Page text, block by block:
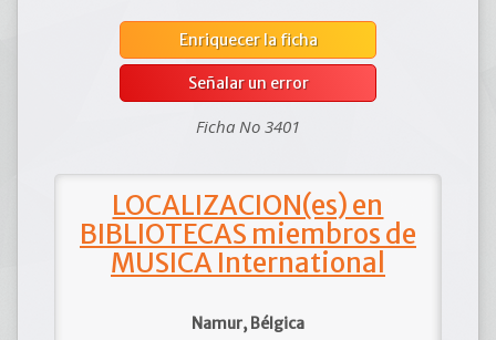
Enriquecer la ficha
Señalar un error
Ficha No 3401
LOCALIZACION(es) en
BIBLIOTECAS miembros de
MUSICA International
Namur, Bélgica